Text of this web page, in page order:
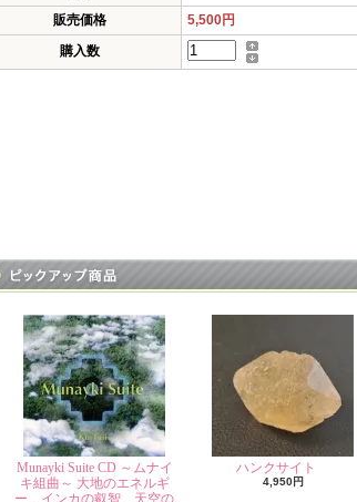
販売価格
5,500円
購入数
Munayki Suite CD ～ムナイ
キ組曲～ 大地のエネルギ
ー、インカの叡智、天空の
ハンクサイト
4,950円